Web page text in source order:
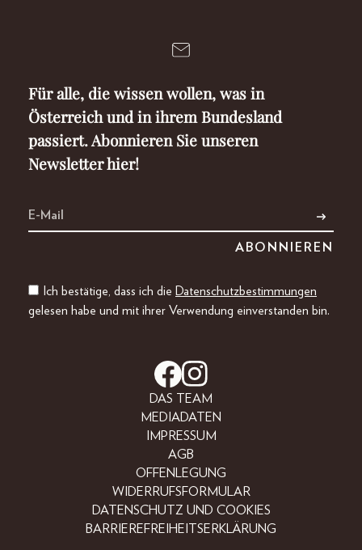
Für alle, die wissen wollen, was in
Österreich und in ihrem Bundesland
passiert. Abonnieren Sie unseren
Newsletter hier!
Ich bestätige, dass ich die Datenschutzbestimmungen
gelesen habe und mit ihrer Verwendung einverstanden bin.
DAS TEAM
MEDIADATEN
IMPRESSUM
AGB
OFFENLEGUNG
WIDERRUFSFORMULAR
DATENSCHUTZ UND COOKIES
BARRIEREFREIHEITSERKLÄRUNG